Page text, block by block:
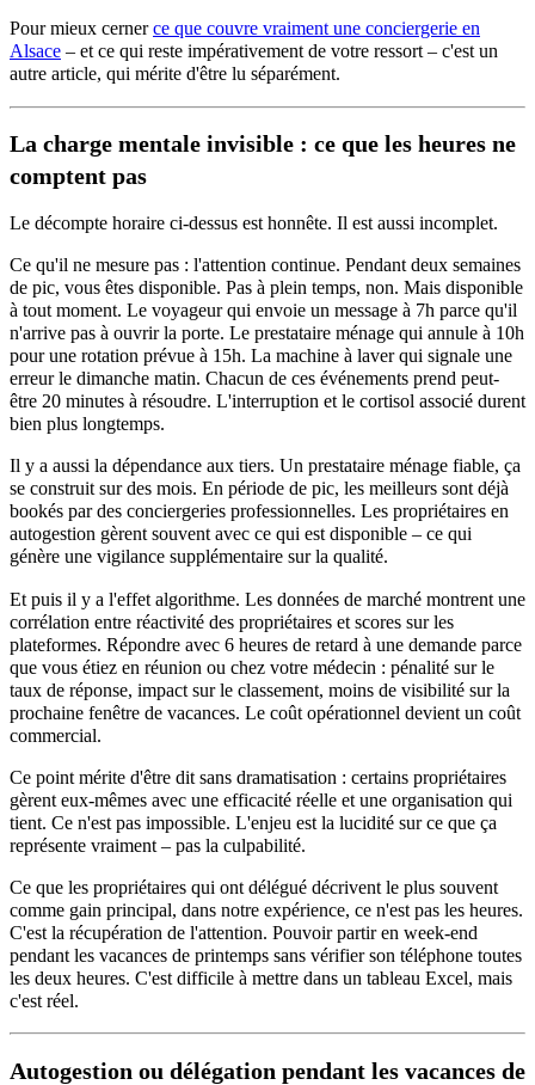
Pour mieux cernerce que couvre vraiment une conciergerie en
Alsace – et ce qui reste impérativement de votre ressort – c'est un
autre article, qui mérite d'être lu séparément.
La charge mentale invisible : ce que les heures ne
comptent pas
Le décompte horaire ci-dessus est honnête. Il est aussi incomplet.
Ce qu'il ne mesure pas : l'attention continue. Pendant deux semaines
de pic, vous êtes disponible. Pas à plein temps, non. Mais disponible
à tout moment. Le voyageur qui envoie un message à 7h parce qu'il
n'arrive pas à ouvrir la porte. Le prestataire ménage qui annule à 10h
pour une rotation prévue à 15h. La machine à laver qui signale une
erreur le dimanche matin. Chacun de ces événements prend peut-
être 20 minutes à résoudre. L'interruption et le cortisol associé durent
bien plus longtemps.
Il y a aussi la dépendance aux tiers. Un prestataire ménage fiable, ça
se construit sur des mois. En période de pic, les meilleurs sont déjà
bookés par des conciergeries professionnelles. Les propriétaires en
autogestion gèrent souvent avec ce qui est disponible – ce qui
génère une vigilance supplémentaire sur la qualité.
Et puis il y a l'effet algorithme. Les données de marché montrent une
corrélation entre réactivité des propriétaires et scores sur les
plateformes. Répondre avec 6 heures de retard à une demande parce
que vous étiez en réunion ou chez votre médecin : pénalité sur le
taux de réponse, impact sur le classement, moins de visibilité sur la
prochaine fenêtre de vacances. Le coût opérationnel devient un coût
commercial.
Ce point mérite d'être dit sans dramatisation : certains propriétaires
gèrent eux-mêmes avec une efficacité réelle et une organisation qui
tient. Ce n'est pas impossible. L'enjeu est la lucidité sur ce que ça
représente vraiment – pas la culpabilité.
Ce que les propriétaires qui ont délégué décrivent le plus souvent
comme gain principal, dans notre expérience, ce n'est pas les heures.
C'est la récupération de l'attention. Pouvoir partir en week-end
pendant les vacances de printemps sans vérifier son téléphone toutes
les deux heures. C'est difficile à mettre dans un tableau Excel, mais
c'est réel.
Autogestion ou délégation pendant les vacances de